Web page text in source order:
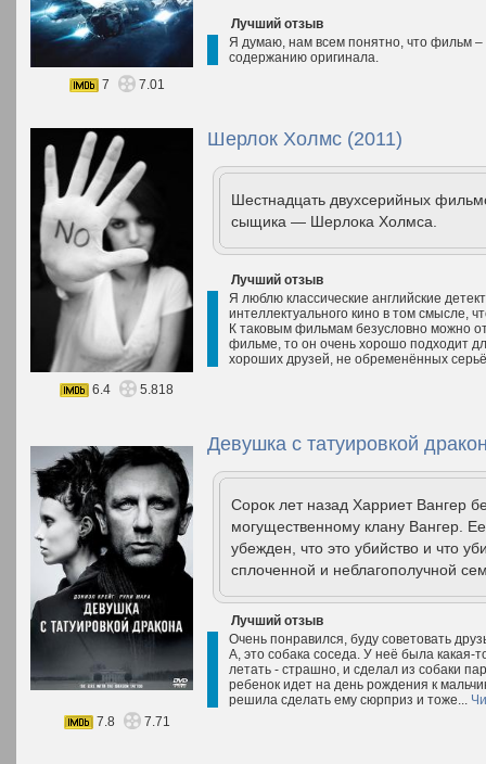
Лучший отзыв
Я думаю, нам всем понятно, что фильм –
содержанию оригинала.
7
7.01
Шерлок Холмс (2011)
Шестнадцать двухсерийных
сыщика — Шерлока Холмса.
Лучший отзыв
Я люблю классические английские
интеллектуального кино в том смысле,
К таковым фильмам безусловно можно
фильме, то он очень хорошо подходит
хороших друзей, не обременённых
6.4
5.818
Девушка с татуировкой
Сорок лет назад Харриет Вангер
могущественному клану Вангер.
убежден, что это убийство и что
сплоченной и неблагополучной
Лучший отзыв
Очень понравился, буду советовать
А, это собака соседа. У неё была какая-
летать - страшно, и сделал из собаки
ребенок идет на день рождения к
решила сделать ему сюрприз и тоже...
7.8
7.71